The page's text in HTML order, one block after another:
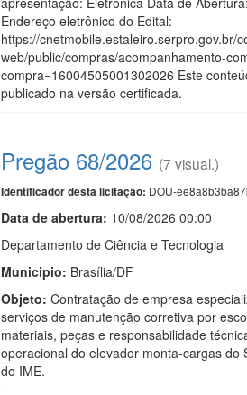
Endereço eletrônico do Edital:
https://cnetmobile.estaleiro.serpro.gov.br/
web/public/compras/acompanhamento-
compra=16004505001302026 Este
publicado na versão certificada.
Pregão 68/2026 (7 visual.)
Identificador desta licitação: DOU-
Data de abertura: 10/08/2026 00:00
Departamento de Ciência e Tecnologia
Municipio: Brasília/DF
Objeto: Contratação de empresa
serviços de manutenção corretiva por
materiais, peças e responsabilidade
operacional do elevador monta-cargas do
do IME.